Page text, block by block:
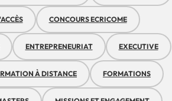
CONCOURS ECRICOME
ENTREPRENEURIAT EXECUTIVE
À DISTANCE FORMATIONS